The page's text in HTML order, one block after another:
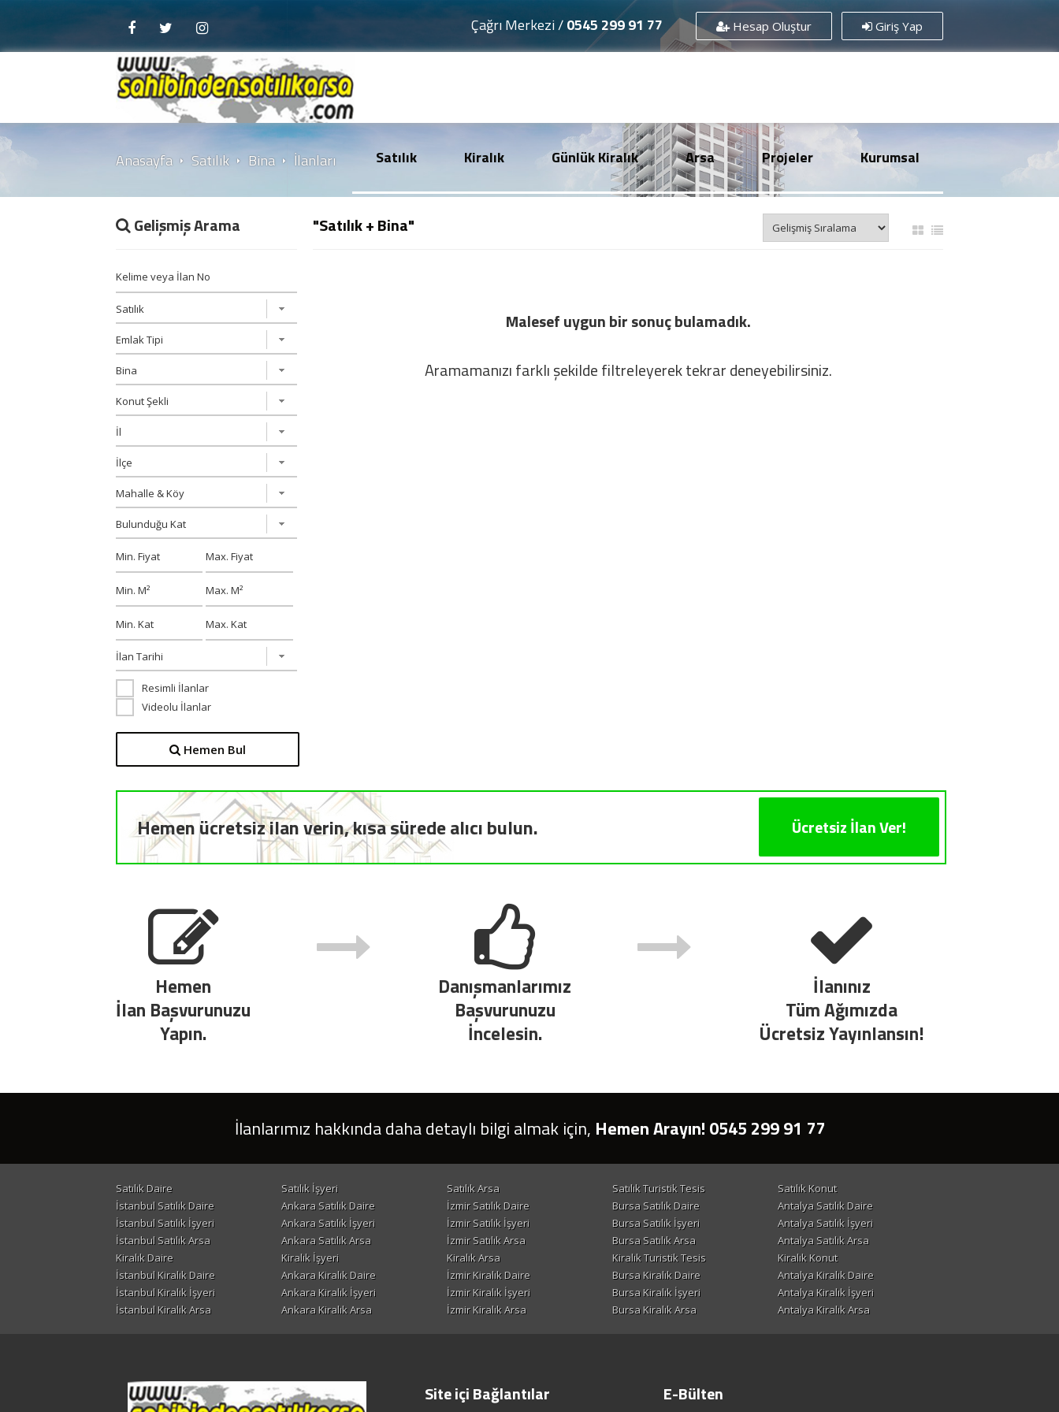
Giriş Yap
Hesap Oluştur
Çağrı Merkezi /0545 299 91 77
Satılık Kiralık Günlük Kiralık Arsa Projeler Kurumsal
Anasayfa Satılık Bina İlanları
"Satılık + Bina"
Malesef uygun bir sonuç bulamadık.
Aramamanızı farklı şekilde filtreleyerek tekrar deneyebilirsiniz.
Gelişmiş Arama
Resimli İlanlar
Videolu İlanlar
Hemen Bul
Hemen ücretsiz ilan verin, kısa sürede alıcı bulun. Ücretsiz İlan Ver!
Hemen
İlan Başvurunuzu
Yapın.
Danışmanlarımız
Başvurunuzu
İncelesin.
İlanınız
Tüm Ağımızda
Ücretsiz Yayınlansın!
İlanlarımız hakkında daha detaylı bilgi almak için, Hemen Arayın! 0545 299 91 77
Satılık Daire Satılık İşyeri Satılık Arsa Satılık Turistik Tesis
Satılık Konut
İstanbul Satılık Daire
Ankara Satılık Daire İzmir Satılık Daire Bursa Satılık Daire
Antalya Satılık Daire
İstanbul Satılık İşyeri
Ankara Satılık İşyeri İzmir Satılık İşyeri Bursa Satılık İşyeri
Antalya Satılık İşyeri
İstanbul Satılık Arsa
Ankara Satılık Arsa İzmir Satılık Arsa Bursa Satılık Arsa
Antalya Satılık Arsa
Kiralık Daire
Kiralık İşyeri Kiralık Arsa Kiralık Turistik Tesis
Kiralık Konut
İstanbul Kiralık Daire
Ankara Kiralık Daire İzmir Kiralık Daire Bursa Kiralık Daire
Antalya Kiralık Daire
İstanbul Kiralık İşyeri
Ankara Kiralık İşyeri İzmir Kiralık İşyeri Bursa Kiralık İşyeri
Antalya Kiralık İşyeri
İstanbul Kiralık Arsa
Ankara Kiralık Arsa İzmir Kiralık Arsa Bursa Kiralık Arsa Antalya Kiralık Arsa
Site içi Bağlantılar E-Bülten